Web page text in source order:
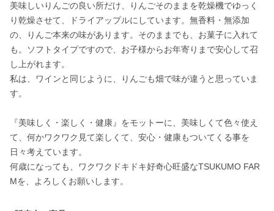
美味しいりんごの良い所だけ、りんごそのままを乾燥機でゆっく
り乾燥させて、ドライアップルにしています。無香料・無添加
の、りんご本来の味があります。そのままでも、お菓子に入れて
も。ソフトタイプですので、お子様からお年寄りまで安心して召
し上がれます。
私は、ワインと同じように、りんごも畑で味が違うと思っていま
す。
『美味しく・楽しく・健康』をモットーに、美味しくて色々使え
て、何かワクワク見て楽しくて、安心・健康もついてくる事を
日々考えています。
何歳になっても、ワクワクドキドキ好奇心旺盛なTSUKUMO FAR
Mを、よろしくお願いします。